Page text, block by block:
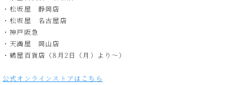
・松坂屋 静岡店
・松坂屋 名古屋店
・神戸阪急
・天満屋 岡山店
・鶴屋百貨店（8月2日（月）より～）
公式オンラインストアはこちら